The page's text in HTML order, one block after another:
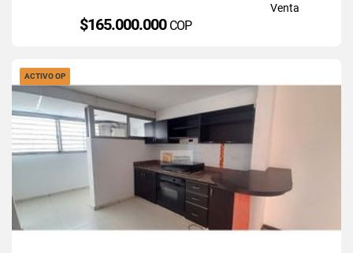
Venta
$165.000.000 COP
ACTIVO OP